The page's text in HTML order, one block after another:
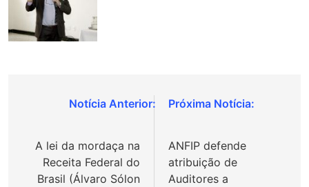
Navegação
Post
A lei da mordaça na
Receita Federal do
Brasil (Álvaro Sólon
ANFIP defende
atribuição de
Auditores a